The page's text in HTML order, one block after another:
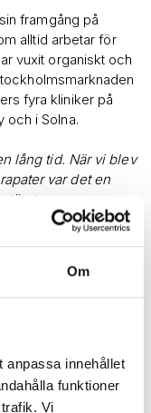
Om
anpassa innehållet
funktioner
Vi
framgång på
alltid arbetar för
vuxit organiskt och
fyra kliniker på
och i Solna.
lång tid. När vi blev
var det en
gott rykte och fint
Fredrik
stannar kvar i
och